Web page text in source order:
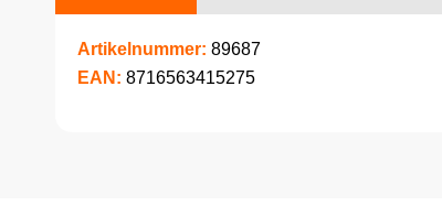
Artikelnummer: 89687
EAN: 8716563415275